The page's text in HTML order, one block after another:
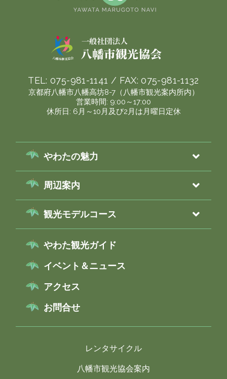
TEL:075-981-1141 / FAX:075-981-1132
京都府八幡市八幡高坊8-7（八幡市観光案内所内）
営業時間: 9:00～17:00
休所日: 6月～10月及び2月は月曜日定休
やわたの魅力
周辺案内
観光モデルコース
やわた観光ガイド
イベント＆ニュース
アクセス
お問合せ
レンタサイクル
八幡市観光協会案内